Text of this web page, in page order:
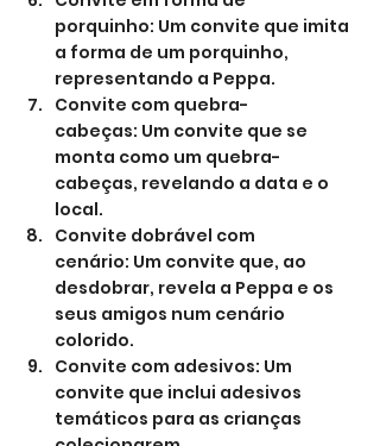
porquinho: Um convite que imita
a forma de um porquinho,
representando a Peppa.
Convite com quebra-
cabeças: Um convite que se
monta como um quebra-
cabeças, revelando a data e o
local.
Convite dobrável com
cenário: Um convite que, ao
desdobrar, revela a Peppa e os
seus amigos num cenário
colorido.
Convite com adesivos: Um
convite que inclui adesivos
temáticos para as crianças